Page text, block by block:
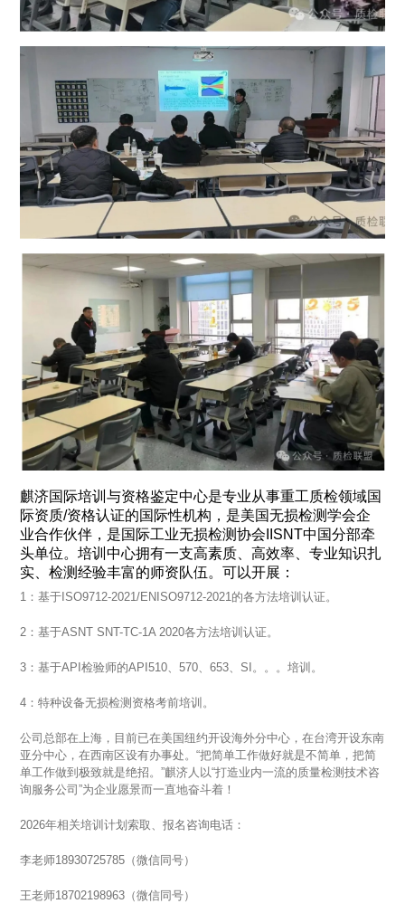
麒济国际培训与资格鉴定中心是专业从事重工质检领域国
际资质/资格认证的国际性机构，是美国无损检测学会企
业合作伙伴，是国际工业无损检测协会IISNT中国分部牵
头单位。培训中心拥有一支高素质、高效率、专业知识扎
实、检测经验丰富的师资队伍。可以开展：
1：基于ISO9712-2021/ENISO9712-2021的各方法培训认证。
2：基于ASNT SNT-TC-1A 2020各方法培训认证。
3：基于API检验师的API510、570、653、SI。。。培训。
4：特种设备无损检测资格考前培训。
公司总部在上海，目前已在美国纽约开设海外分中心，在台湾开设东南
亚分中心，在西南区设有办事处。“把简单工作做好就是不简单，把简
单工作做到极致就是绝招。”麒济人以“打造业内一流的质量检测技术咨
询服务公司”为企业愿景而一直地奋斗着！
2026年相关培训计划索取、报名咨询电话：
李老师18930725785（微信同号）
王老师18702198963（微信同号）